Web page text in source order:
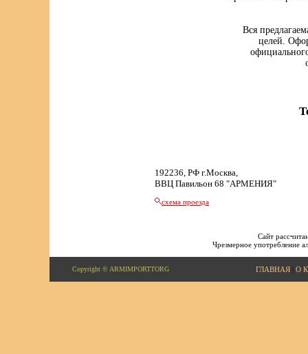
Вся
целей.
192236, РФ г.Москва,
ВВЦ Павильон 68 "АРМЕНИЯ"
схема проезда
Сайт
Чрезмерное употребление
Copyright © ARMIMPORTTORG ГЛАВНАЯ| О